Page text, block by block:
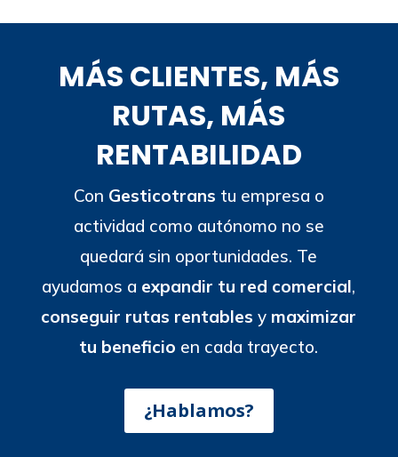
MÁS CLIENTES, MÁS
RUTAS, MÁS
RENTABILIDAD
Con Gesticotrans tu empresa o
actividad como autónomo no se
quedará sin oportunidades. Te
ayudamos a expandir tu red comercial,
conseguir rutas rentables y maximizar
tu beneficio en cada trayecto.
¿Hablamos?